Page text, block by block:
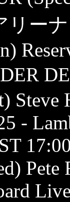
ーナ
Steve
-